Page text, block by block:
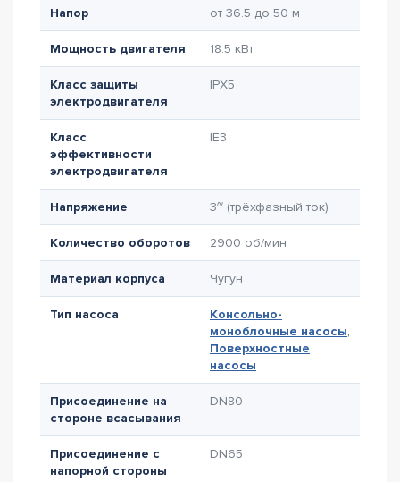
Напор от 36.5 до 50 м
Мощность двигателя 18.5 кВт
Класс защиты
электродвигателя
IPX5
Класс
эффективности
электродвигателя
IE3
Напряжение 3~ (трёхфазный ток)
Количество оборотов 2900 об/мин
Материал корпуса Чугун
Тип насоса
Консольно-
моноблочные насосы,
Поверхностные
насосы
Присоединение на
стороне всасывания
DN80
Присоединение с
напорной стороны
DN65